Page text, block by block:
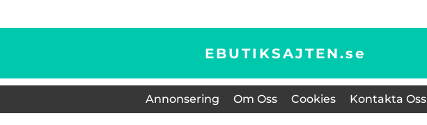
EBUTIKSAJTEN.se
Annonsering Om Oss Cookies Kontakta Oss